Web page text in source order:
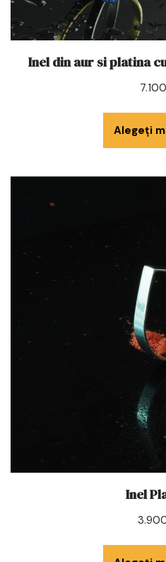
Inel din aur si platina
7.100
Alegeți
Inel